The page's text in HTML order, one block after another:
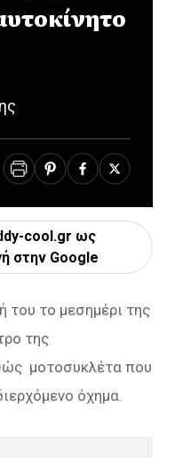
cool.gr ως
στην Google
του το μεσημέρι της
της
μοτοσυκλέτα που
όχημα.